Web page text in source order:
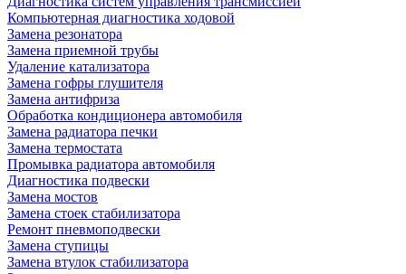
Компьютерная диагностика ходовой
Замена резонатора
Замена приемной трубы
Удаление катализатора
Замена гофры глушителя
Замена антифриза
Обработка кондиционера автомобиля
Замена радиатора печки
Замена термостата
Промывка радиатора автомобиля
Диагностика подвески
Замена мостов
Замена стоек стабилизатора
Ремонт пневмоподвески
Замена ступицы
Замена втулок стабилизатора